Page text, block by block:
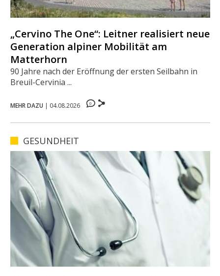
„Cervino The One“: Leitner realisiert neue
Generation alpiner Mobilität am
Matterhorn
90 Jahre nach der Eröffnung der ersten Seilbahn in
Breuil-Cervinia ...
MEHR DAZU | 04.08.2026 0
GESUNDHEIT